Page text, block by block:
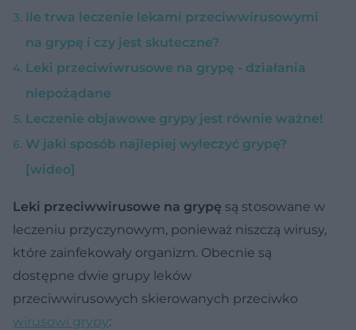
Ile trwa leczenie lekami przeciwwirusowymi
na grypę i czy jest skuteczne?
Leki przeciwiwrusowe na grypę - działania
niepożądane
Leczenie objawowe grypy jest równie ważne!
W jaki sposób najlepiej wyleczyć grypę?
[wideo]
Leki przeciwwirusowe na grypę są stosowane w
leczeniu przyczynowym, ponieważ niszczą wirusy,
które zainfekowały organizm. Obecnie są
dostępne dwie grupy leków
przeciwwirusowych skierowanych przeciwko
wirusowi grypy: